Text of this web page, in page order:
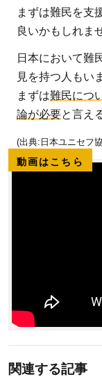
まずは難民を支
良いかもしれま
日本において難
見を持つ人もい
まずは難民につ
論が必要と言え
(出典:日本ユニセフ
動画はこちら
関連する記事